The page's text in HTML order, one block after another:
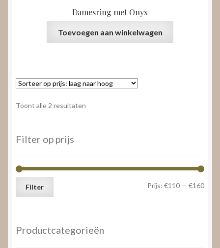
Damesring met Onyx
Toevoegen aan winkelwagen
Toont alle 2 resultaten
Filter op prijs
Min.
Max.
Filter Prijs: €110 — €160
Productcategorieën